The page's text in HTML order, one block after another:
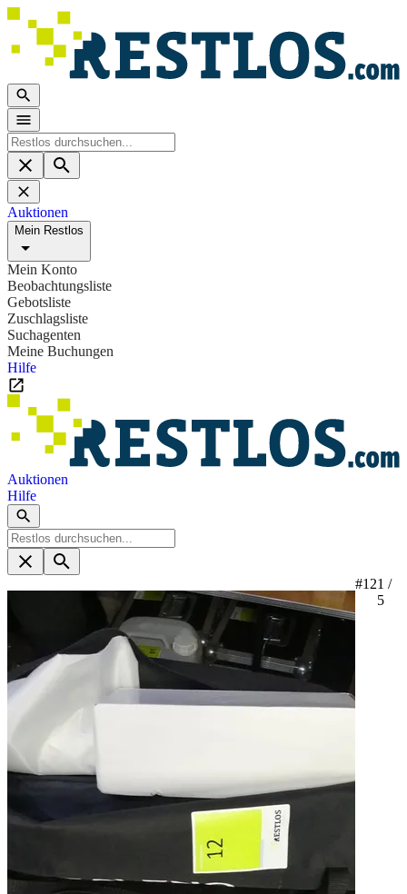
Auktionen
Mein Restlos
Mein Konto
Beobachtungsliste
Gebotsliste
Zuschlagsliste
Suchagenten
Meine Buchungen
Hilfe
Auktionen
Hilfe
#121 /
5